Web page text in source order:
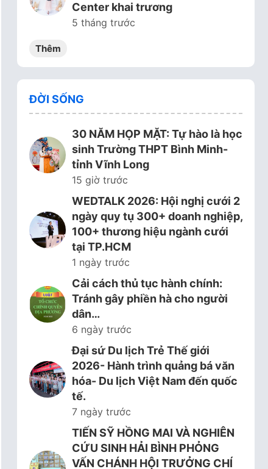
Center khai trương
5 tháng trước
Thêm
ĐỜI SỐNG
30 NĂM HỌP MẶT: Tự hào là học
sinh Trường THPT Bình Minh-
tỉnh Vĩnh Long
15 giờ trước
WEDTALK 2026: Hội nghị cưới 2
ngày quy tụ 300+ doanh nghiệp,
100+ thương hiệu ngành cưới
tại TP.HCM
1 ngày trước
Cải cách thủ tục hành chính:
Tránh gây phiền hà cho người
dân…
6 ngày trước
Đại sứ Du lịch Trẻ Thế giới
2026- Hành trình quảng bá văn
hóa- Du lịch Việt Nam đến quốc
tế.
7 ngày trước
TIẾN SỸ HỒNG MAI VÀ NGHIÊN
CỨU SINH HẢI BÌNH PHỎNG
VẤN CHÁNH HỘI TRƯỞNG CHÍ